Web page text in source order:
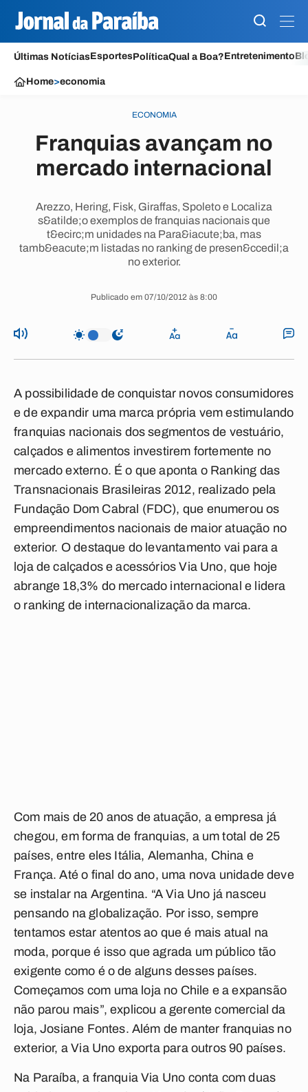
Últimas NotíciasEsportesPolíticaQual a Boa?Entretenimento
Home>economia
ECONOMIA
Franquias avançam no
mercado internacional
Arezzo, Hering, Fisk, Giraffas, Spoleto e Localiza
s&atilde;o exemplos de franquias nacionais que
t&ecirc;m unidades na Para&iacute;ba, mas
tamb&eacute;m listadas no ranking de presen&ccedil;a
no exterior.
Publicado em 07/10/2012 às 8:00
A possibilidade de conquistar novos consumidores
e de expandir uma marca própria vem estimulando
franquias nacionais dos segmentos de vestuário,
calçados e alimentos investirem fortemente no
mercado externo. É o que aponta o Ranking das
Transnacionais Brasileiras 2012, realizado pela
Fundação Dom Cabral (FDC), que enumerou os
empreendimentos nacionais de maior atuação no
exterior. O destaque do levantamento vai para a
loja de calçados e acessórios Via Uno, que hoje
abrange 18,3% do mercado internacional e lidera
o ranking de internacionalização da marca.
Com mais de 20 anos de atuação, a empresa já
chegou, em forma de franquias, a um total de 25
países, entre eles Itália, Alemanha, China e
França. Até o final do ano, uma nova unidade deve
se instalar na Argentina. “A Via Uno já nasceu
pensando na globalização. Por isso, sempre
tentamos estar atentos ao que é mais atual na
moda, porque é isso que agrada um público tão
exigente como é o de alguns desses países.
Começamos com uma loja no Chile e a expansão
não parou mais”, explicou a gerente comercial da
loja, Josiane Fontes. Além de manter franquias no
exterior, a Via Uno exporta para outros 90 países.
Na Paraíba, a franquia Via Uno conta com duas